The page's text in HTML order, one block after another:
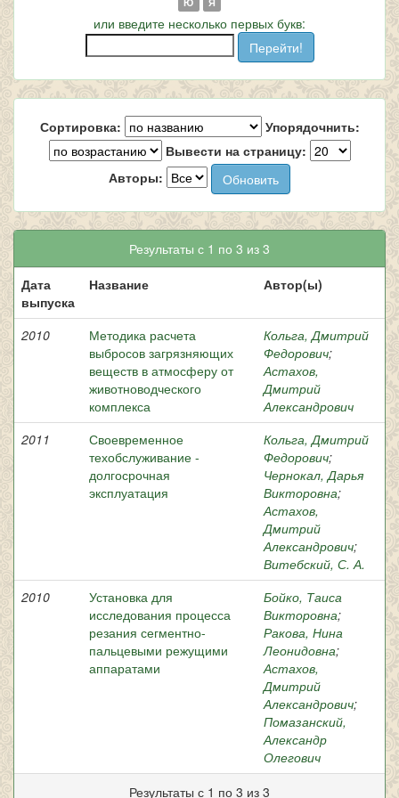
или введите несколько первых букв:
Сортировка:
Упорядочнить:
Вывести на страницу:
Авторы:
Результаты с 1 по 3 из 3
Дата
выпуска
Название Автор(ы)
2010
Методика расчета
выбросов загрязняющих
веществ в атмосферу от
животноводческого
комплекса
Кольга, Дмитрий
Федорович;
Астахов,
Дмитрий
Александрович
2011
Своевременное
техобслуживание -
долгосрочная
эксплуатация
Кольга, Дмитрий
Федорович;
Чернокал, Дарья
Викторовна;
Астахов,
Дмитрий
Александрович;
Витебский, С. А.
2010
Установка для
исследования процесса
резания сегментно-
пальцевыми режущими
аппаратами
Бойко, Таиса
Викторовна;
Ракова, Нина
Леонидовна;
Астахов,
Дмитрий
Александрович;
Помазанский,
Александр
Олегович
Результаты с 1 по 3 из 3